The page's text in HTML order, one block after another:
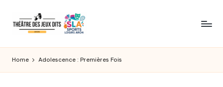
Skip
Site
Home Adolescence : Premières Fois